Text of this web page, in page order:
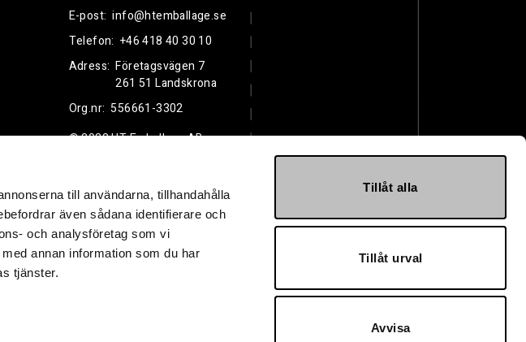
till användarna, tillhandahålla
även sådana identifierare och
och analysföretag som vi
annan information som du har
tjänster.
Tillåt alla
Tillåt urval
Avvisa
E-post: info@htemballage.se
Telefon: +46 418 40 30 10
Adress: Företagsvägen 7
261 51 Landskrona
Org.nr: 556661-3302
© 2023 HT Emballage AB